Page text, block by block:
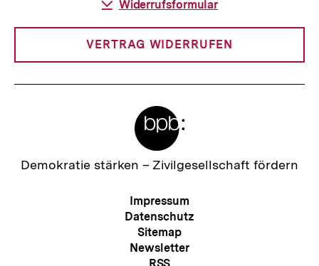
Download-
Widerrufsformular
VERTRAG WIDERRUFEN
Zur
Demokratie stärken – Zivilgesellschaft fördern
Meta-
Navigation
Impressum
Datenschutz
Sitemap
Newsletter